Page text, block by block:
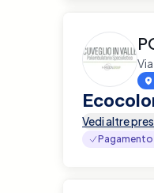
Vedi altre
Pagamento